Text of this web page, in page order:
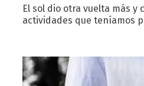
El sol dio otra vuelta más
actividades que teníamos